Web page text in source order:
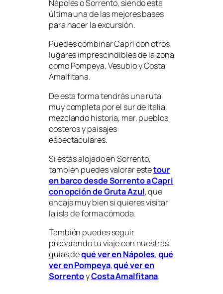
Nápoles o Sorrento, siendo esta
última una de las mejores bases
para hacer la excursión.
Puedes combinar Capri con otros
lugares imprescindibles de la zona
como Pompeya, Vesubio y Costa
Amalfitana.
De esta forma tendrás una ruta
muy completa por el sur de Italia,
mezclando historia, mar, pueblos
costeros y paisajes
espectaculares.
Si estás alojado en Sorrento,
también puedes valorar estetour
en barco desde Sorrento a Capri
con opción de Gruta Azul, que
encaja muy bien si quieres visitar
la isla de forma cómoda.
También puedes seguir
preparando tu viaje con nuestras
guías dequé ver en Nápoles,qué
ver en Pompeya,qué ver en
SorrentoyCosta Amalfitana.